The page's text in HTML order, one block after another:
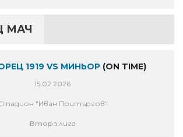
МАЧ
1919 VS МИНЬОР (ON TIME)
15.02.2026
"Иван Притъргов"
Втора лига